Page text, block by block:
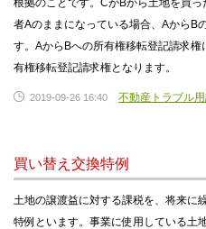
根拠のことです。CがBから土地を買
者Aのままになっている場合、AからB
す。AからBへの所有権移転登記請求
有権移転登記請求権となります。
2019-09-26 16:40 不動産トラブル
買い替え交換特例
土地の譲渡益に対する課税を、将来に
特例といます。事業に使用している土